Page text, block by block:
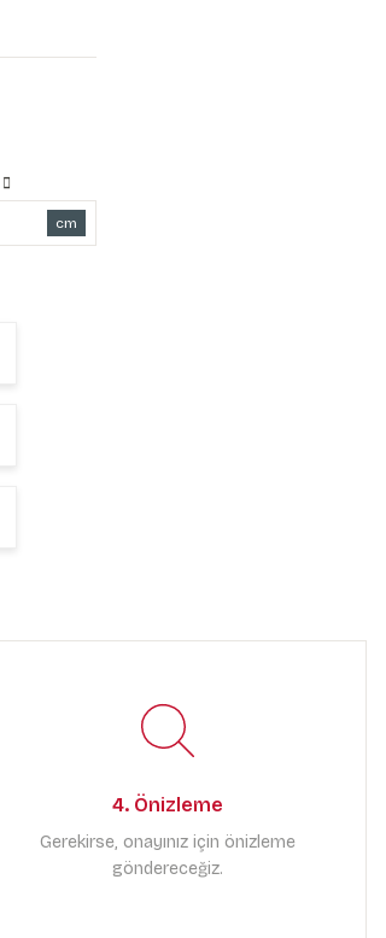
cm
4. Önizleme
Gerekirse, onayınız için önizleme
göndereceğiz.